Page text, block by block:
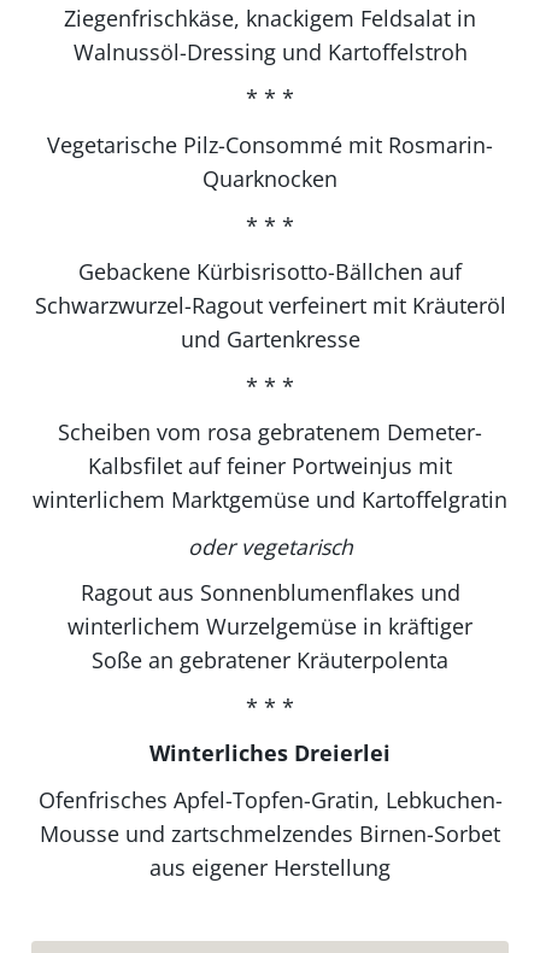
Ziegenfrischkäse, knackigem Feldsalat in
Walnussöl-Dressing und Kartoffelstroh
* * *
Vegetarische Pilz-Consommé mit Rosmarin-
Quarknocken
* * *
Gebackene Kürbisrisotto-Bällchen auf
Schwarzwurzel-Ragout verfeinert mit Kräuteröl
und Gartenkresse
* * *
Scheiben vom rosa gebratenem Demeter-
Kalbsfilet auf feiner Portweinjus mit
winterlichem Marktgemüse und Kartoffelgratin
oder vegetarisch
Ragout aus Sonnenblumenflakes und
winterlichem Wurzelgemüse in kräftiger
Soße an gebratener Kräuterpolenta
* * *
Winterliches Dreierlei
Ofenfrisches Apfel-Topfen-Gratin, Lebkuchen-
Mousse und zartschmelzendes Birnen-Sorbet
aus eigener Herstellung